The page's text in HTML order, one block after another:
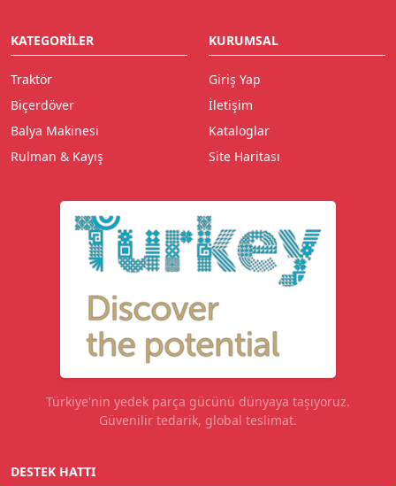
KATEGORILER
Traktör
Biçerdöver
Balya Makinesi
Rulman & Kayış
KURUMSAL
Giriş Yap
İletişim
Kataloglar
Site Haritası
Türkiye'nin yedek parça gücünü dünyaya taşıyoruz.
Güvenilir tedarik, global teslimat.
DESTEK HATTI